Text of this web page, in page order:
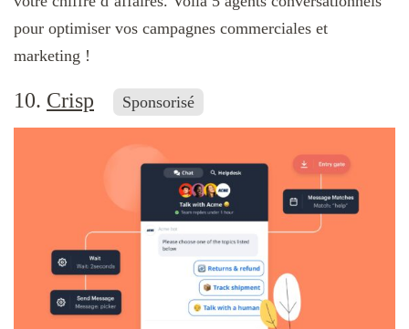
pour optimiser vos campagnes commerciales et
marketing !
10. Crisp Sponsorisé